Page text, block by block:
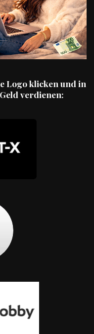
Logo klicken und in
verdienen: